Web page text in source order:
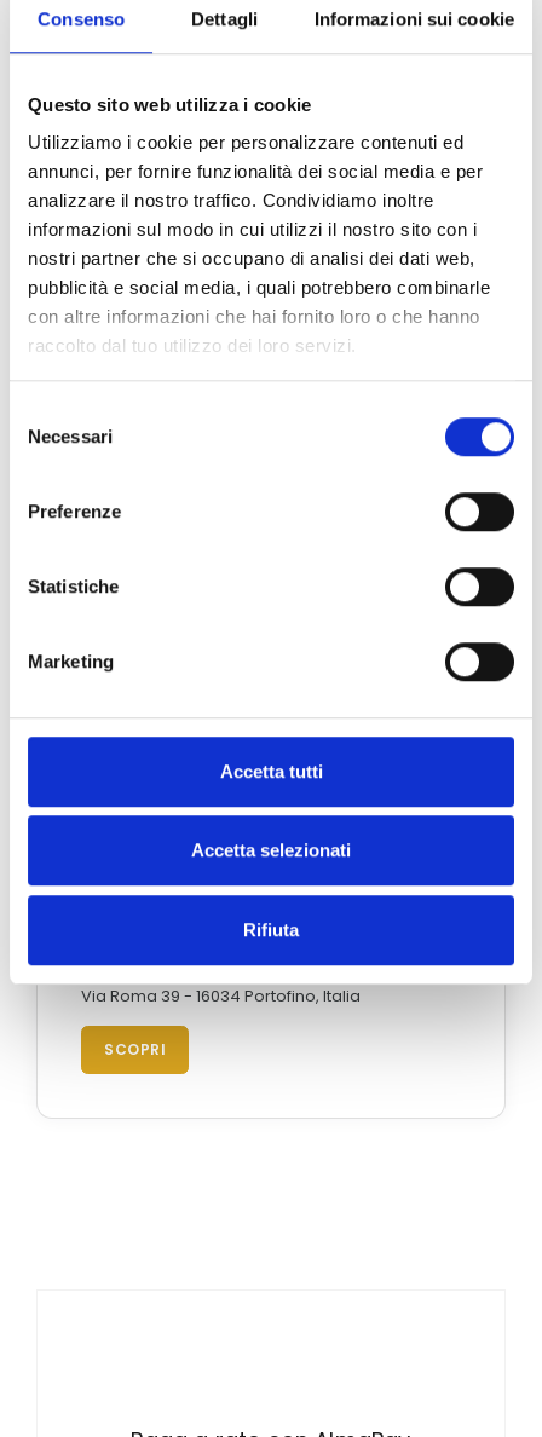
Consenso Dettagli Informazioni sui cookie
Questo sito web utilizza i cookie
Utilizziamo i cookie per personalizzare contenuti ed
annunci, per fornire funzionalità dei social media e per
analizzare il nostro traffico. Condividiamo inoltre
informazioni sul modo in cui utilizzi il nostro sito con i
nostri partner che si occupano di analisi dei dati web,
pubblicità e social media, i quali potrebbero combinarle
con altre informazioni che hai fornito loro o che hanno
raccolto dal tuo utilizzo dei loro servizi.
delNecessari
Preferenze
Statistiche
Marketing
Accetta tutti
Accetta selezionati
Rifiuta
Milano
SCOPRI
Portofino
Via Roma 39 - 16034 Portofino, Italia
SCOPRI